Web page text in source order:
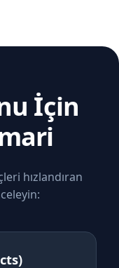
İçin
hızlandıran